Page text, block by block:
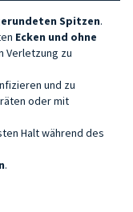
Spitzen.
Ecken und ohne
Verletzung zu
und zu
oder mit
Halt während des
.